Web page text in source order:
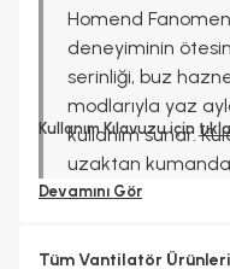
Homend
deneyiminin
serinliği, buz
modlarıyla yaz
kullanım sunar.
uzaktan
sirkülasyonu
ekran ve
Kullanım Kılavuzu için
Devamını Gör
Tüm Vantilatör